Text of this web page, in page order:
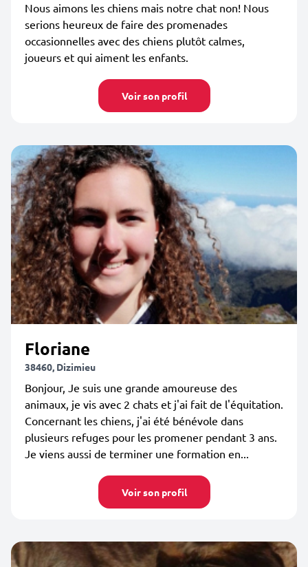
Nous aimons les chiens mais notre chat non! Nous
serions heureux de faire des promenades
occasionnelles avec des chiens plutôt calmes,
joueurs et qui aiment les enfants.
Voir son profil
Floriane
38460, Dizimieu
Bonjour, Je suis une grande amoureuse des
animaux, je vis avec 2 chats et j'ai fait de l'équitation.
Concernant les chiens, j'ai été bénévole dans
plusieurs refuges pour les promener pendant 3 ans.
Je viens aussi de terminer une formation en...
Voir son profil